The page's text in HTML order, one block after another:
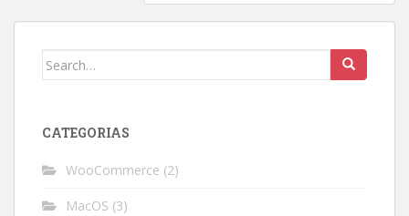
Search
CATEGORIAS
WooCommerce (2)
MacOS (3)